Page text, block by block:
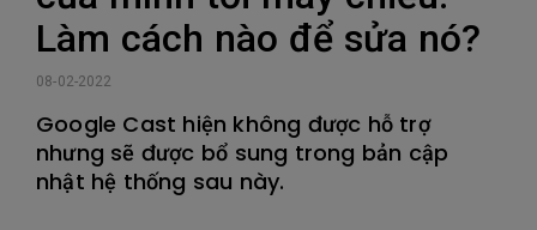
Làm cách nào để sửa nó?
08-02-2022
Google Cast hiện không được hỗ trợ
nhưng sẽ được bổ sung trong bản cập
nhật hệ thống sau này.